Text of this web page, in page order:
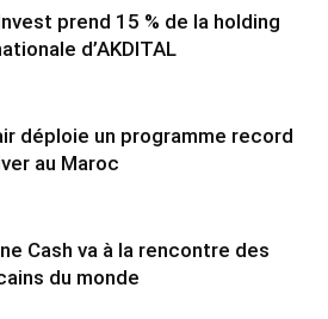
prend 15 % de la holding
d’AKDITAL
déploie un programme record
au Maroc
Cash va à la rencontre des
du monde